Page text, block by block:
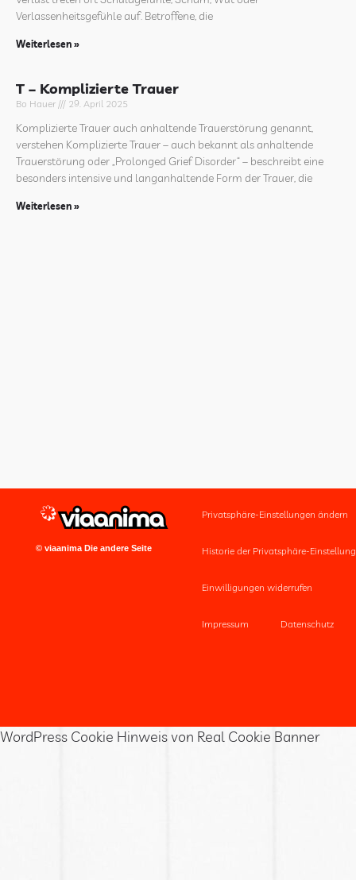
Verlassenheitsgefühle auf. Betroffene, die
Weiterlesen »
T – Komplizierte Trauer
Bo Hauer 29. April 2025
Komplizierte Trauer auch anhaltende Trauerstörung genannt,
verstehen Komplizierte Trauer – auch bekannt als anhaltende
Trauerstörung oder „Prolonged Grief Disorder“ – beschreibt eine
besonders intensive und langanhaltende Form der Trauer, die
Weiterlesen »
© viaanima Die andere Seite
Privatsphäre-Einstellungen ändern
Historie der Privatsphäre-
Einwilligungen widerrufen
Impressum Datenschutz
WordPress Cookie Hinweis von Real Cookie Banner